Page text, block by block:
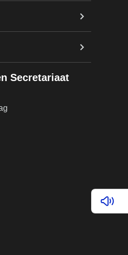
Lees
Secretariaat
pagina (opent in nieuw
pagina (opent in nieuw
pagina (opent in